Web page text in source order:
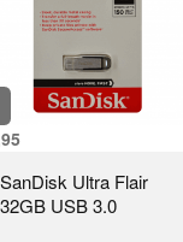
SanDisk Ultra Flair
32GB USB 3.0